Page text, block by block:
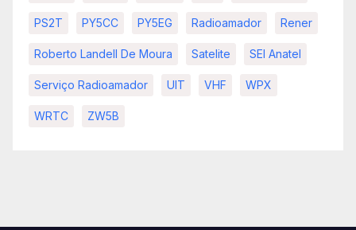
PS2T PY5CC PY5EG Radioamador Rener
Roberto Landell De Moura Satelite SEI Anatel
Serviço Radioamador UIT VHF WPX
WRTC ZW5B